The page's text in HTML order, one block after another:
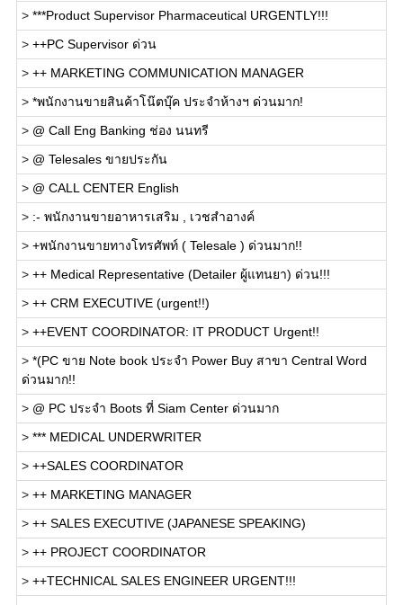
> ***Product Supervisor Pharmaceutical URGENTLY!!!
> ++PC Supervisor ด่วน
> ++ MARKETING COMMUNICATION MANAGER
> *พนักงานขายสินค้าโน๊ตบุ๊ค ประจำห้างฯ ด่วนมาก!
> @ Call Eng Banking ช่อง นนทรี
> @ Telesales ขายประกัน
> @ CALL CENTER English
> :- พนักงานขายอาหารเสริม , เวชสำอางค์
> +พนักงานขายทางโทรศัพท์ ( Telesale ) ด่วนมาก!!
> ++ Medical Representative (Detailer ผู้แทนยา) ด่วน!!!
> ++ CRM EXECUTIVE (urgent!!)
> ++EVENT COORDINATOR: IT PRODUCT Urgent!!
> *(PC ขาย Note book ประจำ Power Buy สาขา Central Word
ด่วนมาก!!
> @ PC ประจำ Boots ที่ Siam Center ด่วนมาก
> *** MEDICAL UNDERWRITER
> ++SALES COORDINATOR
> ++ MARKETING MANAGER
> ++ SALES EXECUTIVE (JAPANESE SPEAKING)
> ++ PROJECT COORDINATOR
> ++TECHNICAL SALES ENGINEER URGENT!!!